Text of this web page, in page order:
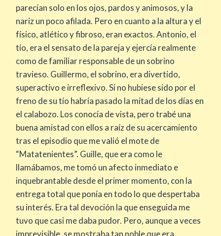
parecían solo en los ojos, pardos y animosos, y la
nariz un poco afilada. Pero en cuanto a la altura y el
físico, atlético y fibroso, eran exactos. Antonio, el
tío, era el sensato de la pareja y ejercía realmente
como de familiar responsable de un sobrino
travieso. Guillermo, el sobrino, era divertido,
superactivo e irreflexivo. Si no hubiese sido por el
freno de su tío habría pasado la mitad de los días en
el calabozo. Los conocía de vista, pero trabé una
buena amistad con ellos a raíz de su acercamiento
tras el episodio que me valió el mote de
“Matatenientes”. Guille, que era como le
llamábamos, me tomó un afecto inmediato e
inquebrantable desde el primer momento, con la
entrega total que ponía en todo lo que despertaba
su interés. Era tal devoción la que enseguida me
tuvo que casi me daba pudor. Pero, aunque a veces
imprevisible, se mostraba tan noble que era